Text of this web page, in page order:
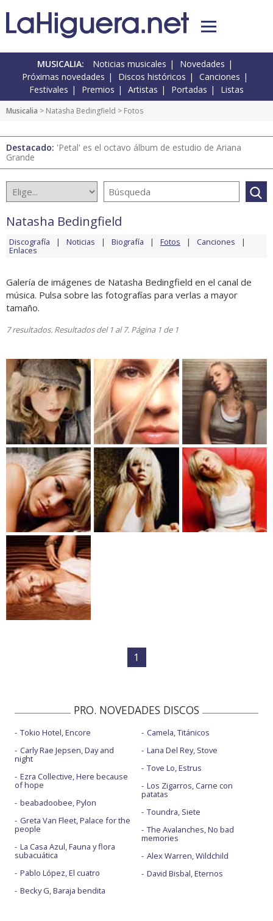
MUSICALIA: Noticias musicales
Novedades
Próximas novedades
Discos históricos
Canciones
Festivales
Premios Artistas Portadas Listas
Musicalia > Natasha Bedingfield > Fotos
Destacado: 'Petal' es el octavo álbum de estudio de Ariana
Grande
Natasha Bedingfield
Discografía Noticias Biografía Fotos Canciones
Enlaces
Galería de imágenes de Natasha Bedingfield en el canal de
música. Pulsa sobre las fotografías para verlas a mayor
tamaño.
7 resultados. Resultados del 1 al 7. Página 1 de 1
1
PRO. NOVEDADES DISCOS
Tokio Hotel, Encore
Carly Rae Jepsen, Day and
night
Ezra Collective, Here because
of hope
beabadoobee, Pylon
Greta Van Fleet, Palace for the
people
La Casa Azul, Fauna y flora
subacuática
Pablo López, El cuatro
Becky G, Baraja bendita
Camela, Titánicos
Lana Del Rey, Stove
Tove Lo, Estrus
Los Zigarros, Carne con
patatas
Toundra, Siete
The Avalanches, No bad
memories
Alex Warren, Wildchild
David Bisbal, Eternos